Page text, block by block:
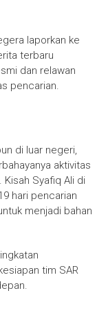
laporkan ke
terbaru
dan relawan
pencarian.
di luar negeri,
aktivitas
Syafiq Ali di
hari pencarian
menjadi bahan
tim SAR